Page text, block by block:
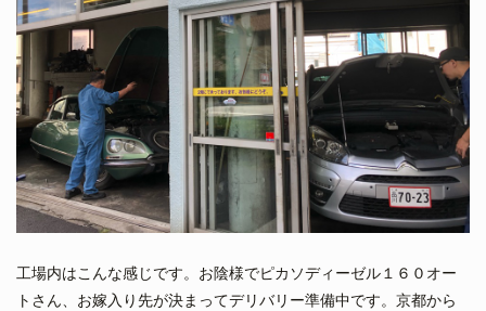
工場内はこんな感じです。お陰様でピカソディーゼル１６０オー
トさん、お嫁入り先が決まってデリバリー準備中です。京都から